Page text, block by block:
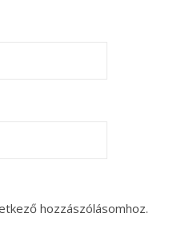
hozzászólásomhoz.